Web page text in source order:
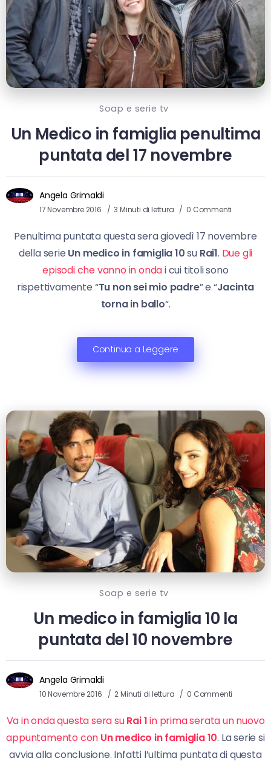
Soap e serie tv
Un Medico in famiglia penultima
puntata del 17 novembre
Angela Grimaldi
17 Novembre 2016 3 Minuti di lettura 0 Commenti
Penultima puntata questa sera giovedì 17 novembre
della serie Un medico in famiglia 10su Rai1. Due gli
episodi che vanno in ondai cui titoli sono
rispettivamente “Tu non sei mio padre” e “Jacinta
torna in ballo“.
Continua a Leggere
Soap e serie tv
Un medico in famiglia 10 la
puntata del 10 novembre
Angela Grimaldi
10 Novembre 2016 2 Minuti di lettura 0 Commenti
Va in onda questa sera suRai 1in prima serata un nuovo
appuntamento con Un medico in famiglia 10. La serie si
avvia alla conclusione. Infatti l’ultima puntata di questa